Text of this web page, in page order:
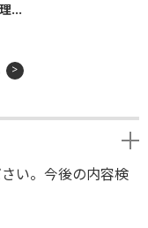
...
い。今後の内容検